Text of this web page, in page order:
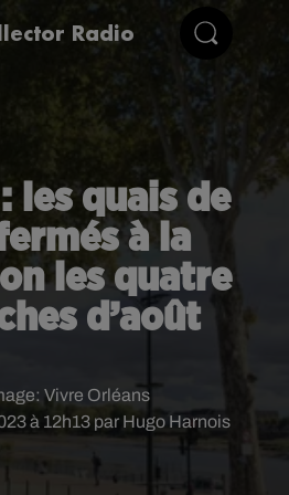
Radio
les quais de
à la
les quatre
d’août
à 12h13 par Hugo Harnois
Vivre Orléans